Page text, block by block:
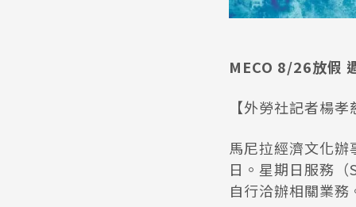
MECO 8/26放假
【外勞社記者楊
馬尼拉經濟文化
日。星期日服務
自行洽辦相關業務